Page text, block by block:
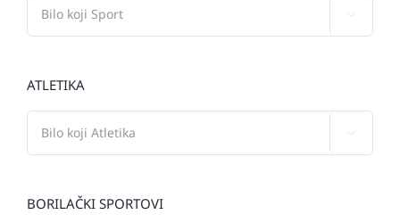
ATLETIKA
BORILAČKI SPORTOVI